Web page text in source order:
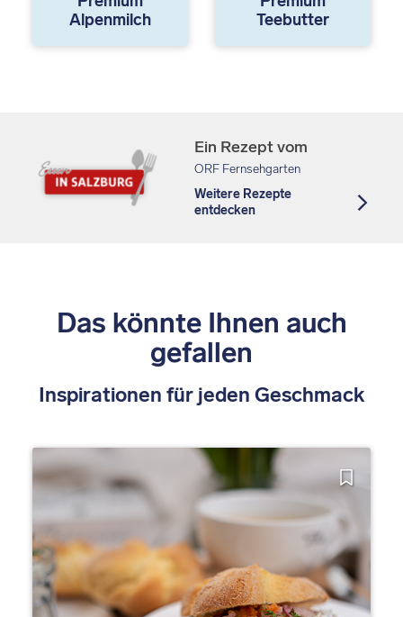
Alpenmilch
Teebutter
Ein Rezept vom
ORF Fernsehgarten
Weitere Rezepte
entdecken
Das könnte Ihnen auch
gefallen
Inspirationen für jeden Geschmack